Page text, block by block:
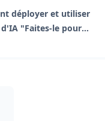
déployer et utiliser
"Faites-le pour